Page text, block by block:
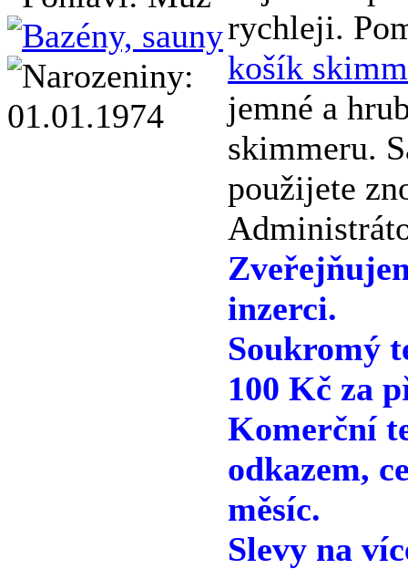
rychleji.
košík
jemné a
skimmeru.
použijete
inzerci.
Soukromý
100 Kč za
Komerční
odkazem,
měsíc.
Slevy na